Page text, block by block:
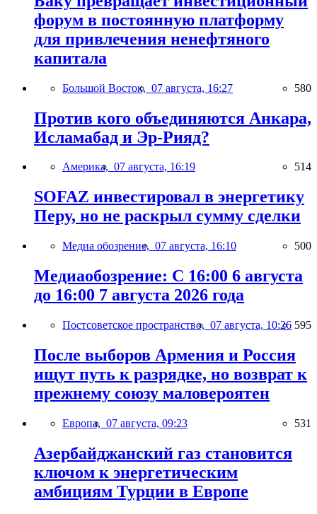
форум в постоянную платформу
для привлечения ненефтяного
капитала
Большой Восток, 07 августа, 16:27 580
Против кого объединяются Анкара,
Исламабад и Эр-Рияд?
Америка, 07 августа, 16:19 514
SOFAZ инвестировал в энергетику
Перу, но не раскрыл сумму сделки
Медиа обозрение, 07 августа, 16:10 500
Медиаобозрение: С 16:00 6 августа
до 16:00 7 августа 2026 года
Постсоветское пространство, 07 августа, 10:26 595
После выборов Армения и Россия
ищут путь к разрядке, но возврат к
прежнему союзу маловероятен
Европа, 07 августа, 09:23 531
Азербайджанский газ становится
ключом к энергетическим
амбициям Турции в Европе